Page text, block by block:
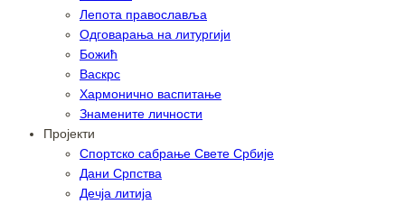
Лепота православља
Одговарања на литургији
Божић
Васкрс
Хармонично васпитање
Знамените личности
Пројекти
Спортско сабрање Свете Србије
Дани Српства
Дечја литија